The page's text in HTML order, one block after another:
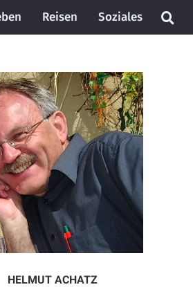
Reisen Soziales
HELMUT ACHATZ